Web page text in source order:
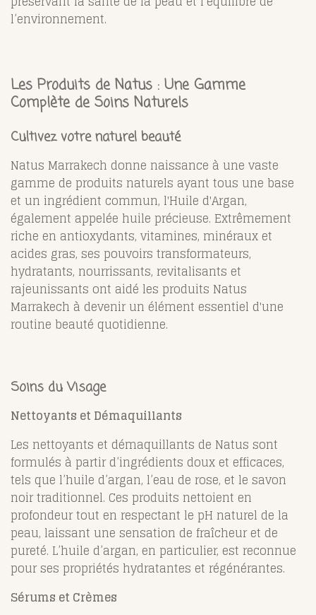
l’environnement.
Les Produits de Natus : Une Gamme
Complète de Soins Naturels
Cultivez votre naturel beauté
Natus Marrakech donne naissance à une vaste
gamme de produits naturels ayant tous une base
et un ingrédient commun, l'Huile d'Argan,
également appelée huile précieuse. Extrêmement
riche en antioxydants, vitamines, minéraux et
acides gras, ses pouvoirs transformateurs,
hydratants, nourrissants, revitalisants et
rajeunissants ont aidé les produits Natus
Marrakech à devenir un élément essentiel d'une
routine beauté quotidienne.
Soins du Visage
Nettoyants et Démaquillants
Les nettoyants et démaquillants de Natus sont
formulés à partir d’ingrédients doux et efficaces,
tels que l’huile d’argan, l’eau de rose, et le savon
noir traditionnel. Ces produits nettoient en
profondeur tout en respectant le pH naturel de la
peau, laissant une sensation de fraîcheur et de
pureté. L’huile d’argan, en particulier, est reconnue
pour ses propriétés hydratantes et régénérantes.
Sérums et Crèmes